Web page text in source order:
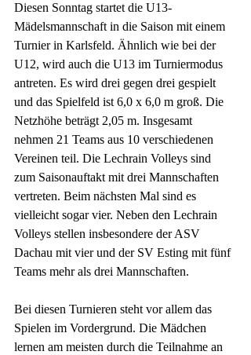
Diesen Sonntag startet die U13-
Mädelsmannschaft in die Saison mit einem
Turnier in Karlsfeld. Ähnlich wie bei der
U12, wird auch die U13 im Turniermodus
antreten. Es wird drei gegen drei gespielt
und das Spielfeld ist 6,0 x 6,0 m groß. Die
Netzhöhe beträgt 2,05 m. Insgesamt
nehmen 21 Teams aus 10 verschiedenen
Vereinen teil. Die Lechrain Volleys sind
zum Saisonauftakt mit drei Mannschaften
vertreten. Beim nächsten Mal sind es
vielleicht sogar vier. Neben den Lechrain
Volleys stellen insbesondere der ASV
Dachau mit vier und der SV Esting mit fünf
Teams mehr als drei Mannschaften.
Bei diesen Turnieren steht vor allem das
Spielen im Vordergrund. Die Mädchen
lernen am meisten durch die Teilnahme an